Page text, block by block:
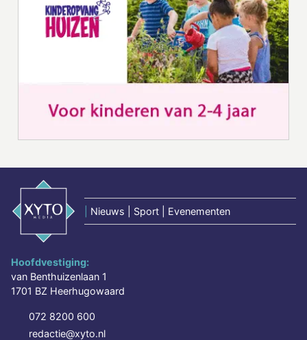
Nieuws | Sport | Evenementen
Hoofdvestiging:
van Benthuizenlaan 1
1701 BZ Heerhugowaard
072 8200 600
redactie@xyto.nl